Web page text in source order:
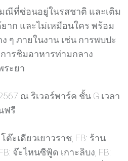
มณีที่ซ่อนอยู่ในรสชาติ และเติม
าก และไม่เหมือนใคร พร้อม
ๆ ภายในงาน เช่น การพบปะ
ารชิมอาหารท่ามกลาง
ระยา
ณ ริเวอร์พาร์ค ชั้น G เวลา
ฟรี
ต๊ะเดียวเยาวราช, FB: ร้าน
จ๊ะไหนซีฟู้ด เกาะลิบง, FB: